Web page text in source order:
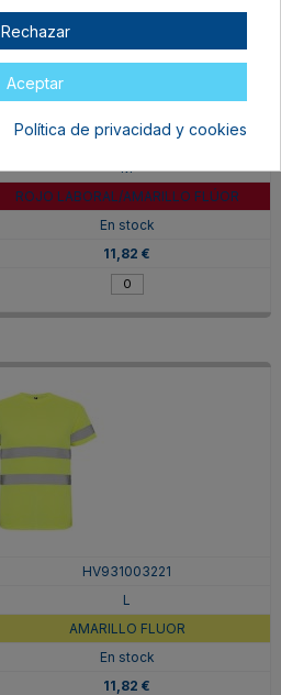
HV931002601221
M
ROJO LABORAL/AMARILLO FLÚOR
En stock
11,82 €
HV931003221
L
AMARILLO FLUOR
En stock
11,82 €
Rechazar
Aceptar
Política de privacidad y cookies